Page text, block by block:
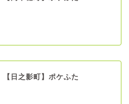
【日之影町】ポケふた